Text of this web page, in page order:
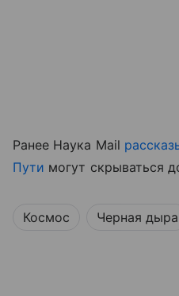
Ранее Наука Mail
Пути могут скрываться
Космос Черная дыра